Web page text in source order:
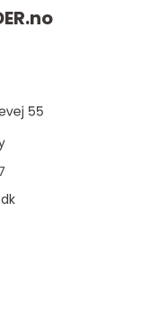
no